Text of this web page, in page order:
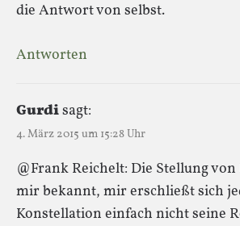
die Antwort von selbst.
Antworten
Gurdisagt:
4. März 2015 um 15:28 Uhr
@Frank Reichelt: Die Stellung
mir bekannt, mir erschließt sich
Konstellation einfach nicht seine